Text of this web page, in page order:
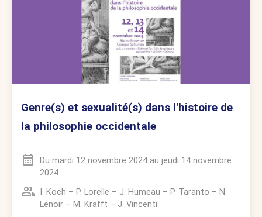
Genre(s) et sexualité(s) dans l'histoire de
la philosophie occidentale
Du mardi 12 novembre 2024 au jeudi 14 novembre
2024
I. Koch – P. Lorelle – J. Humeau – P. Taranto – N.
Lenoir – M. Krafft – J. Vincenti